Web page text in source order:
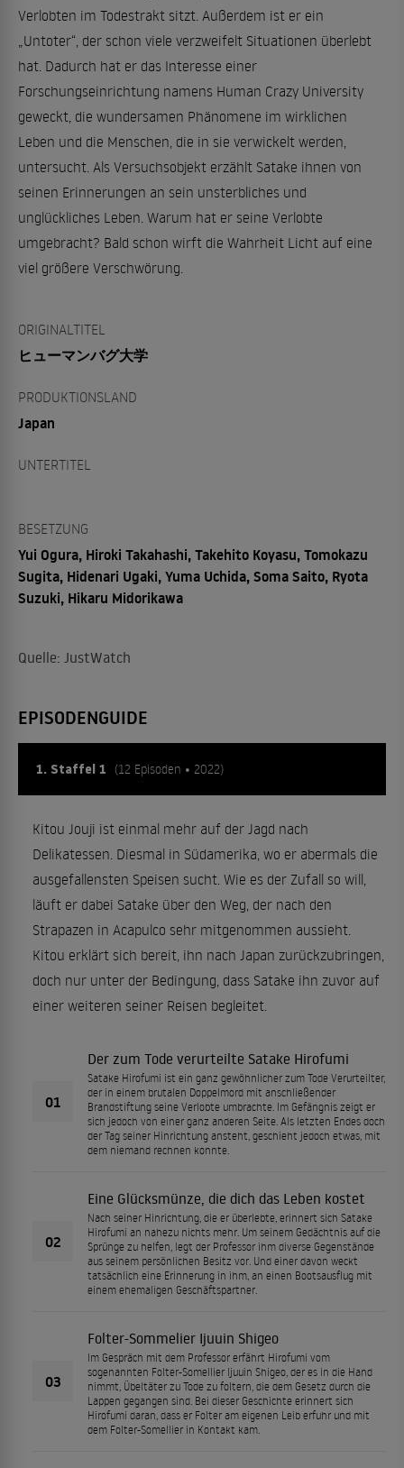
Verlobten im Todestrakt sitzt. Außerdem ist er ein
„Untoter“, der schon viele verzweifelt Situationen überlebt
hat. Dadurch hat er das Interesse einer
Forschungseinrichtung namens Human Crazy University
geweckt, die wundersamen Phänomene im wirklichen
Leben und die Menschen, die in sie verwickelt werden,
untersucht. Als Versuchsobjekt erzählt Satake ihnen von
seinen Erinnerungen an sein unsterbliches und
unglückliches Leben. Warum hat er seine Verlobte
umgebracht? Bald schon wirft die Wahrheit Licht auf eine
viel größere Verschwörung.
ORIGINALTITEL
ヒューマンバグ大学
PRODUKTIONSLAND
Japan
UNTERTITEL
BESETZUNG
Yui Ogura, Hiroki Takahashi, Takehito Koyasu, Tomokazu
Sugita, Hidenari Ugaki, Yuma Uchida, Soma Saito, Ryota
Suzuki, Hikaru Midorikawa
Quelle: JustWatch
EPISODENGUIDE
1. Staffel 1 (12 Episoden • 2022)
Kitou Jouji ist einmal mehr auf der Jagd nach
Delikatessen. Diesmal in Südamerika, wo er abermals die
ausgefallensten Speisen sucht. Wie es der Zufall so will,
läuft er dabei Satake über den Weg, der nach den
Strapazen in Acapulco sehr mitgenommen aussieht.
Kitou erklärt sich bereit, ihn nach Japan zurückzubringen,
doch nur unter der Bedingung, dass Satake ihn zuvor auf
einer weiteren seiner Reisen begleitet.
01
Der zum Tode verurteilte Satake Hirofumi
Satake Hirofumi ist ein ganz gewöhnlicher zum Tode Verurteilter,
der in einem brutalen Doppelmord mit anschließender
Brandstiftung seine Verlobte umbrachte. Im Gefängnis zeigt er
sich jedoch von einer ganz anderen Seite. Als letzten Endes doch
der Tag seiner Hinrichtung ansteht, geschieht jedoch etwas, mit
dem niemand rechnen konnte.
02
Eine Glücksmünze, die dich das Leben kostet
Nach seiner Hinrichtung, die er überlebte, erinnert sich Satake
Hirofumi an nahezu nichts mehr. Um seinem Gedächtnis auf die
Sprünge zu helfen, legt der Professor ihm diverse Gegenstände
aus seinem persönlichen Besitz vor. Und einer davon weckt
tatsächlich eine Erinnerung in ihm, an einen Bootsausflug mit
einem ehemaligen Geschäftspartner.
03
Folter-Sommelier Ijuuin Shigeo
Im Gespräch mit dem Professor erfährt Hirofumi vom
sogenannten Folter-Somellier Ijuuin Shigeo, der es in die Hand
nimmt, Übeltäter zu Tode zu foltern, die dem Gesetz durch die
Lappen gegangen sind. Bei dieser Geschichte erinnert sich
Hirofumi daran, dass er Folter am eigenen Leib erfuhr und mit
dem Folter-Somellier in Kontakt kam.